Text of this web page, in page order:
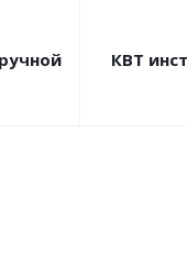
КВТ